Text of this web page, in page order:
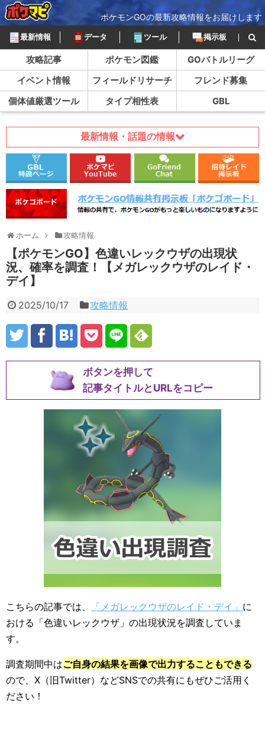
ポケモンGOの最新攻略情報をお届けします
最新情報 データ ツール 掲示板
攻略記事 ポケモン図鑑
GOバトルリーグ
イベント情報
フィールドリサーチ
フレンド募集
個体値厳選ツール
タイプ相性表 GBL
最新情報・話題の情報
ホーム 攻略情報
【ポケモンGO】色違いレックウザの出現状
況、確率を調査！【メガレックウザのレイド・
デイ】
2025/10/17 攻略情報
ボタンを押して
記事タイトルとURLをコピー
こちらの記事では、 「メガレックウザのレイド・デイ」 に
おける「色違いレックウザ」の出現状況を調査していま
す。
調査期間中はご自身の結果を画像で出力することもできる
ので、X（旧Twitter）などSNSでの共有にもぜひご活用く
ださい！